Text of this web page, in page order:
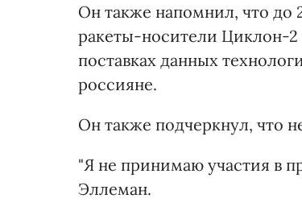
Он также напомнил, что до
ракеты-носители Циклон-2
поставках данных
россияне.
Он также подчеркнул, что
"Я не принимаю участия в
Эллеман.